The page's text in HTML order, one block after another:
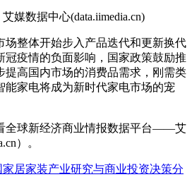
数据中心(data.iimedia.cn)
整体开始步入产品迭代和更新换代
冠疫情的负面影响，国家政策鼓励推
提高国内市场的消费品需求，刚需类
能家电将成为新时代家电市场的宠
球新经济商业情报数据平台——艾
）。
家居家装产业研究与商业投资决策分